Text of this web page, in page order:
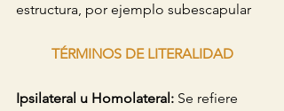
estructura, por ejemplo subescapular
TÉRMINOS DE LITERALIDAD
Ipsilateral u Homolateral: Se refiere